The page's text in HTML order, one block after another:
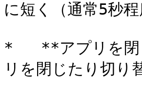
に短く（通常5秒
*   **アプリを閉
リを閉じたり切り